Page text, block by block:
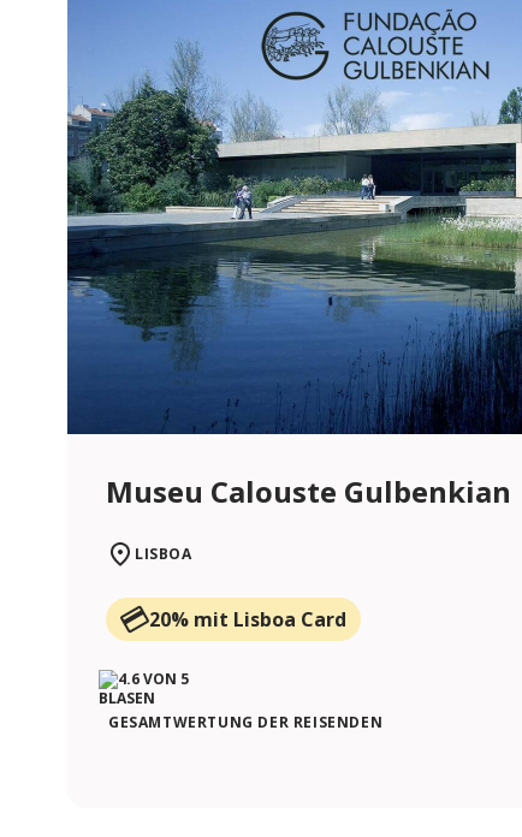
Museu Calouste Gulbenkian
LISBOA
20% mit Lisboa Card
GESAMTWERTUNG DER REISENDEN